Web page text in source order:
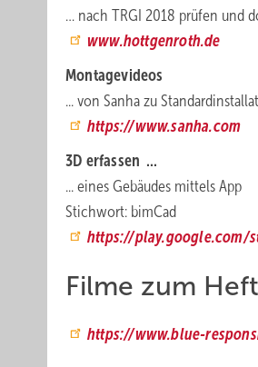
… nach TRGI 2018 prüfen und
www.hottgenroth.de
Montagevideos
... von Sanha zu
https://www.sanha.com
3D erfassen ...
... eines Gebäudes mittels App
Stichwort: bimCad
https://play.google.com/
Filme zum
https://www.blue-